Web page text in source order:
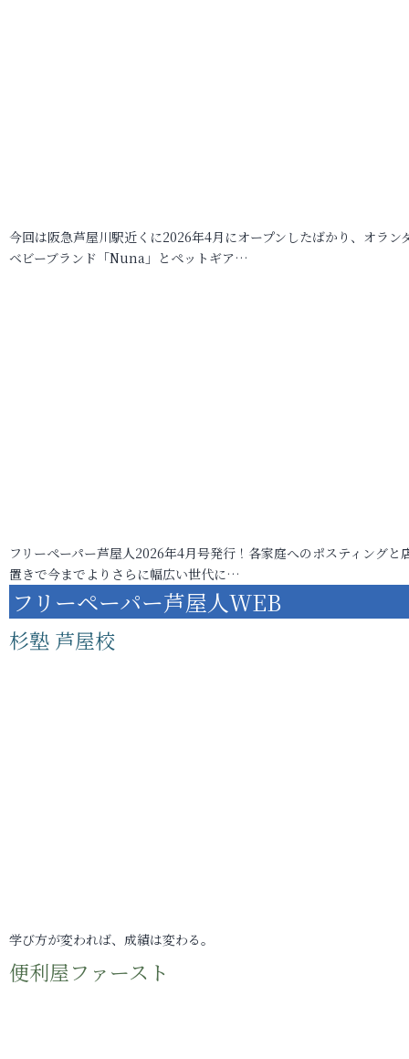
今回は阪急芦屋川駅近くに2026年4月にオープンしたばかり、オラン
ベビーブランド「Nuna」とペットギア…
フリーペーパー芦屋人2026年4月号発行！各家庭へのポスティングと
置きで今までよりさらに幅広い世代に…
フリーペーパー芦屋人WEB
杉塾 芦屋校
学び方が変われば、成績は変わる。
便利屋ファースト